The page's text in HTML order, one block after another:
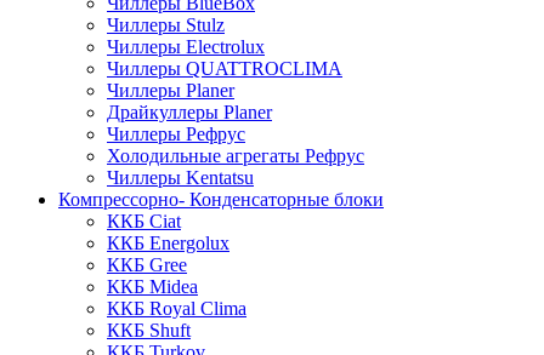
Чиллеры Stulz
Чиллеры Electrolux
Чиллеры QUATTROCLIMA
Чиллеры Planer
Драйкуллеры Planer
Чиллеры Рефрус
Холодильные агрегаты Рефрус
Чиллеры Kentatsu
Компрессорно- Конденсаторные блоки
ККБ Ciat
ККБ Energolux
ККБ Gree
ККБ Midea
ККБ Royal Clima
ККБ Shuft